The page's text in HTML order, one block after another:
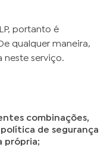
portanto é
qualquer maneira,
neste serviço.
combinações,
política de segurança
própria;